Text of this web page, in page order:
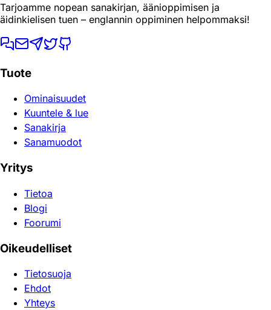
Tarjoamme nopean sanakirjan, äänioppimisen ja
äidinkielisen tuen – englannin oppiminen helpommaksi!
Tuote
Ominaisuudet
Kuuntele & lue
Sanakirja
Sanamuodot
Yritys
Tietoa
Blogi
Foorumi
Oikeudelliset
Tietosuoja
Ehdot
Yhteys